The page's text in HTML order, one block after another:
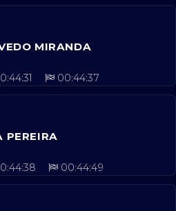
MIRANDA
00:44:37
PEREIRA
00:44:49